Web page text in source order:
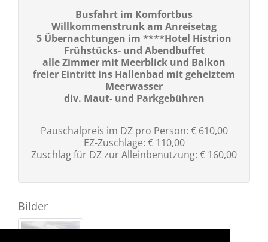
Busfahrt im Komfortbus
Willkommenstrunk am Anreisetag
5 Übernachtungen im ****Hotel Histrion
Frühstücks- und Abendbuffet
alle Zimmer mit Meerblick und Balkon
freier Eintritt ins Hallenbad mit geheiztem
Meerwasser
div. Maut- und Parkgebühren
Pauschalpreis im DZ pro Person: € 610,00
EZ-Zuschlage: € 110,00
Zuschlag für DZ zur Alleinbenutzung: € 160,00
Bilder